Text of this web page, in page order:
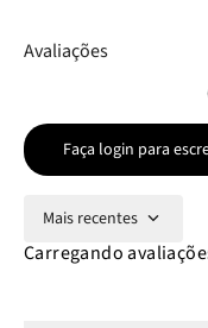
Avaliações
Faça login para
Mais recentes
Carregando